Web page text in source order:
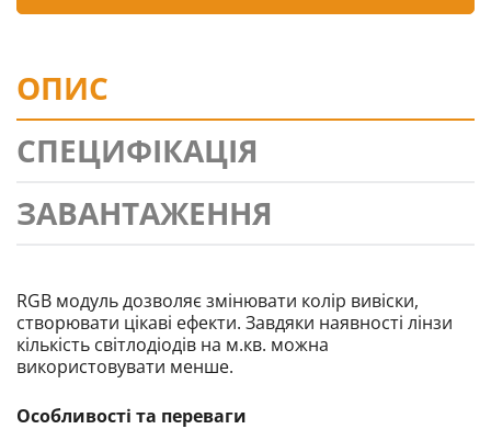
ОПИС
СПЕЦИФІКАЦІЯ
ЗАВАНТАЖЕННЯ
RGB модуль дозволяє змінювати колір вивіски,
створювати цікаві ефекти. Завдяки наявності лінзи
кількість світлодіодів на м.кв. можна
використовувати менше.
Особливості та переваги